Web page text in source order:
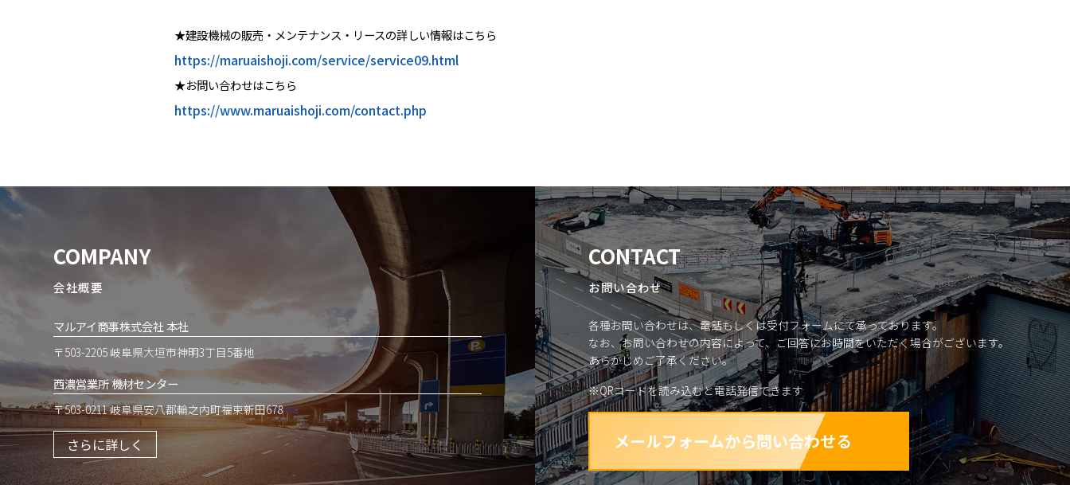
★建設機械の販売・メンテナンス・リースの詳しい情報はこちら
https://maruaishoji.com/service/service09.html
★お問い合わせはこちら
https://www.maruaishoji.com/contact.php
COMPANY
会社概要
マルアイ商事株式会社 本社
〒503-2205 岐阜県大垣市神明3丁目5番地
西濃営業所 機材センター
〒503-0211 岐阜県安八郡輪之内町福束新田678
さらに詳しく
CONTACT
お問い合わせ
各種お問い合わせは、電話もしくは受付フォームにて承っております。
なお、お問い合わせの内容によって、ご回答にお時間をいただく場合がございます。
あらかじめご了承ください。
※QRコードを読み込むと電話発信できます
メールフォームから問い合わせる